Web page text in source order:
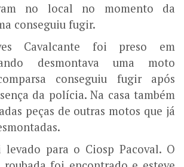
no local no momento da
conseguiu fugir.
Cavalcante foi preso em
desmontava uma moto
conseguiu fugir após
da polícia. Na casa também
peças de outras motos que já
para o Ciosp Pacoval. O